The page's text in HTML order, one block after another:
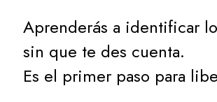
Aprenderás a identificar
sin que te des cuenta.
Es el primer paso para